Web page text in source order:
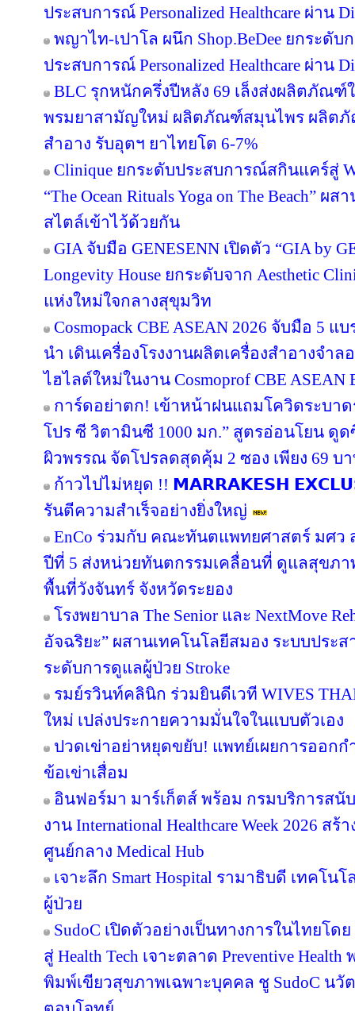
ประสบการณ์ Personalized Healthcare ผ่าน
พญาไท-เปาโล ผนึก Shop.BeDee ยกระดั
ประสบการณ์ Personalized Healthcare ผ่าน
BLC รุกหนักครึ่งปีหลัง 69 เล็งส่งผลิตภัณฑ์
พรมยาสามัญใหม่ ผลิตภัณฑ์สมุนไพร ผลิตภั
สำอาง รับอุตฯ ยาไทยโต 6-7%
Clinique ยกระดับประสบการณ์สกินแคร์สู่
“The Ocean Rituals Yoga on The Beach”
สไตล์เข้าไว้ด้วยกัน
GIA จับมือ GENESENN เปิดตัว “GIA by
Longevity House ยกระดับจาก Aesthetic
แห่งใหม่ใจกลางสุขุมวิท
Cosmopack CBE ASEAN 2026 จับมือ 5
นำ เดินเครื่องโรงงานผลิตเครื่องสำอางจำลอ
ไฮไลต์ใหม่ในงาน Cosmoprof CBE ASEAN
การ์ดอย่าตก! เข้าหน้าฝนแถมโควิดระบา
โปร ซี วิตามินซี 1000 มก.” สูตรอ่อนโยน ดู
ผิวพรรณ จัดโปรลดสุดคุ้ม 2 ซอง เพียง 69 บ
ก้าวไปไม่หยุด !! 𝗠𝗔𝗥𝗥𝗔𝗞𝗘𝗦𝗛
รันตีความสำเร็จอย่างยิ่งใหญ่
EnCo ร่วมกับ คณะทันตแพทยศาสตร์ มศว
ปีที่ 5 ส่งหน่วยทันตกรรมเคลื่อนที่ ดูแลสุขภ
พื้นที่วังจันทร์ จังหวัดระยอง
โรงพยาบาล The Senior และ NextMove
อัจฉริยะ” ผสานเทคโนโลยีสมอง ระบบประ
ระดับการดูแลผู้ป่วย Stroke
รมย์รวินท์คลินิก ร่วมยินดีเวที WIVES
ใหม่ เปล่งประกายความมั่นใจในแบบตัวเอง
ปวดเข่าอย่าหยุดขยับ! แพทย์เผยการออก
ข้อเข่าเสื่อม
อินฟอร์มา มาร์เก็ตส์ พร้อม กรมบริการส
งาน International Healthcare Week 2026
ศูนย์กลาง Medical Hub
เจาะลึก Smart Hospital รามาธิบดี เทคโน
ผู้ป่วย
SudoC เปิดตัวอย่างเป็นทางการในไทยโด
สู่ Health Tech เจาะตลาด Preventive
พิมพ์เขียวสุขภาพเฉพาะบุคคล ชู SudoC นวั